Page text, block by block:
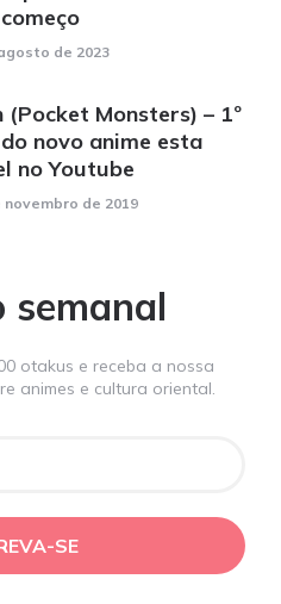
de 2023
(Pocket Monsters) – 1º
novo anime esta
no Youtube
novembro de 2019
semanal
otakus e receba a nossa
animes e cultura oriental.